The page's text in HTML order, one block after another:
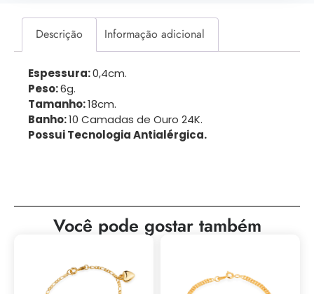
Descrição Informação adicional
Espessura:0,4cm.
Peso:6g.
Tamanho:18cm.
Banho:10 Camadas de Ouro 24K.
Possui Tecnologia Antialérgica.
Você pode gostar também